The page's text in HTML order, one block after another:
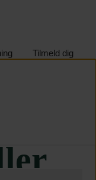
Tilmeld dig